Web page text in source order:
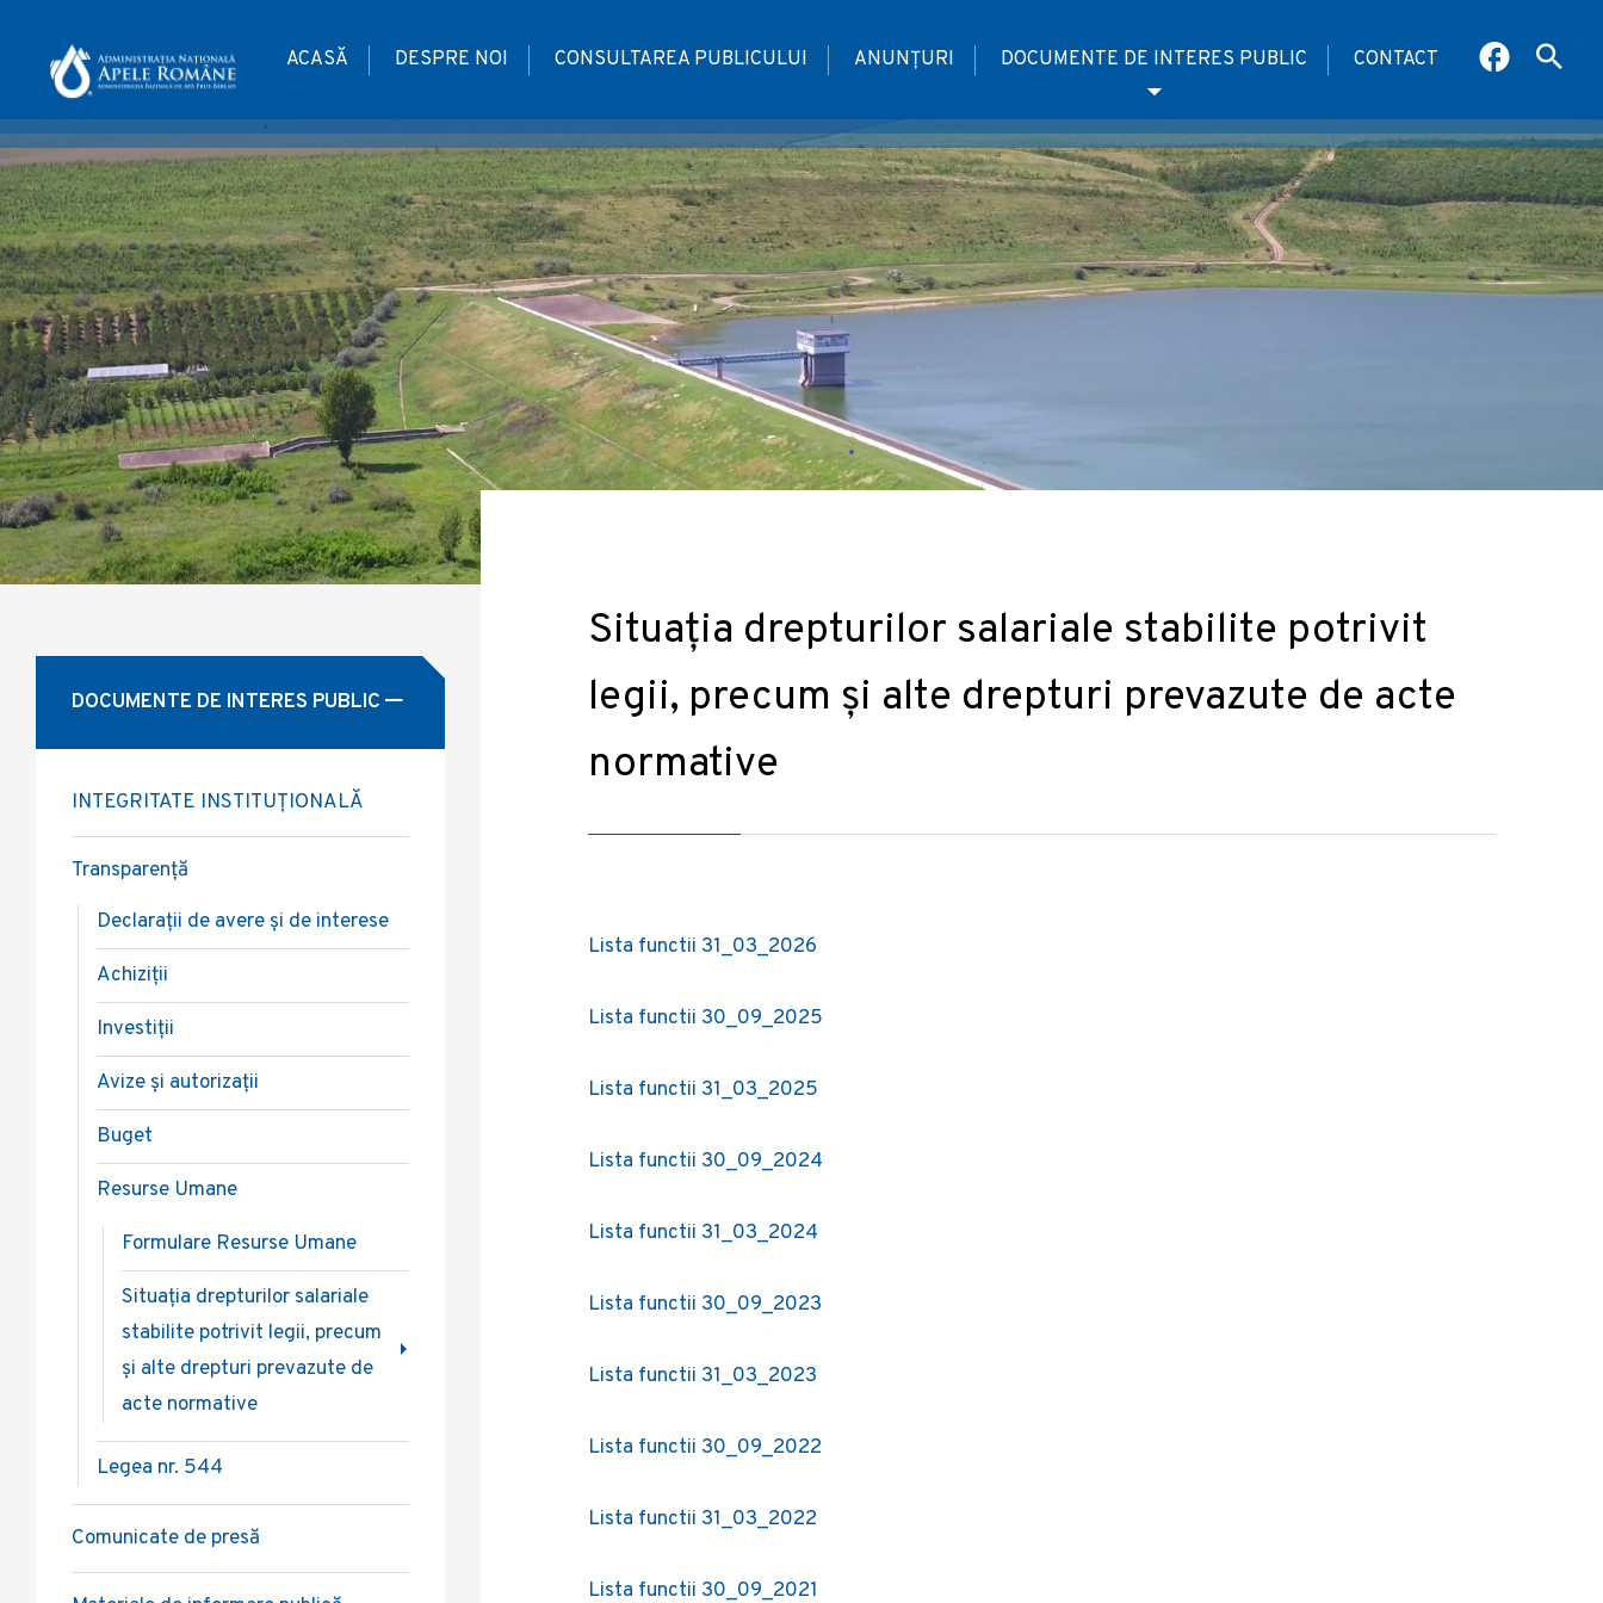
ACASĂ DESPRE NOI CONSULTAREA PUBLICULUI ANUNȚURI DOCUMENTE DE INTERES PUBLIC CONTACT
Situația drepturilor salariale stabilite potrivit
legii, precum și alte drepturi prevazute de acte
normative
Lista functii 31_03_2026
Lista functii 30_09_2025
Lista functii 31_03_2025
Lista functii 30_09_2024
Lista functii 31_03_2024
Lista functii 30_09_2023
Lista functii 31_03_2023
Lista functii 30_09_2022
Lista functii 31_03_2022
Lista functii 30_09_2021
DOCUMENTE DE INTERES PUBLIC
INTEGRITATE INSTITUȚIONALĂ
Transparență
Declarații de avere și de interese
Achiziții
Investiții
Avize și autorizații
Buget
Resurse Umane
Formulare Resurse Umane
Situația drepturilor salariale
stabilite potrivit legii, precum
și alte drepturi prevazute de
acte normative
Legea nr. 544
Comunicate de presă